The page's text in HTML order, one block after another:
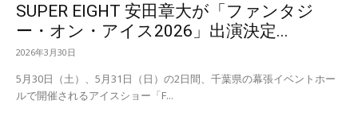
SUPER EIGHT 安田章大が「ファンタジ
ー・オン・アイス2026」出演決定...
2026年3月30日
5月30日（土）、5月31日（日）の2日間、千葉県の幕張イベントホー
ルで開催されるアイスショー「F...